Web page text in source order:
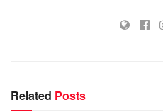
Related Posts